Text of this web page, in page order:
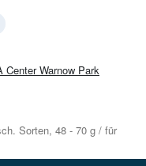
Center Warnow Park
Sorten, 48 - 70 g / für